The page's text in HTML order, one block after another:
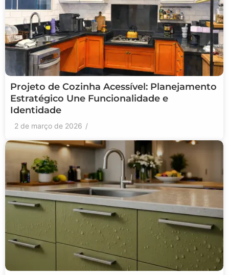
Projeto de Cozinha Acessível: Planejamento
Estratégico Une Funcionalidade e
Identidade
2 de março de 2026 /